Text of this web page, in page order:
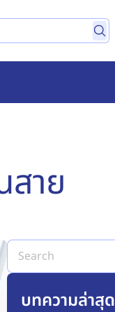
าย
บทความล่าสุด